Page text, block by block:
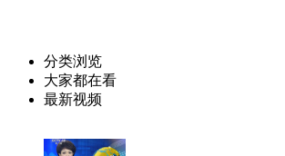
分类浏览
大家都在看
最新视频